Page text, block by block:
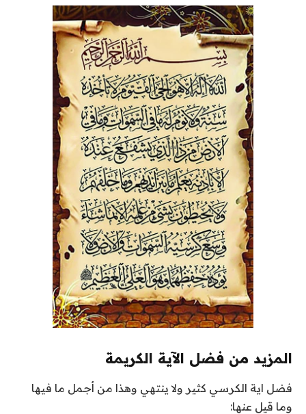
المزيد من فضل الآية الكريمة
فضل اية الكرسي كثير ولا ينتهي وهذا من أجمل ما فيها
وما قيل عنها: